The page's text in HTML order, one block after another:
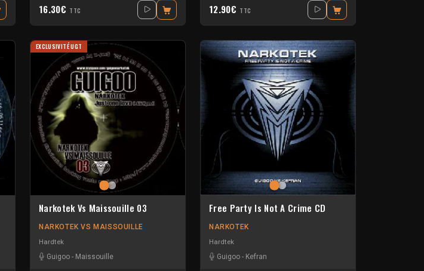
16.30€ TTC 12.90€ TTC
EXCLUSIVITÉ UGT
Narkotek Vs Maissouille 03
NARKOTEK VS MAISSOUILLE
Hardtek
Guigoo - Maissouille
Free Party Is Not A Crime CD
NARKOTEK
Hardtek
Guigoo - Kefran